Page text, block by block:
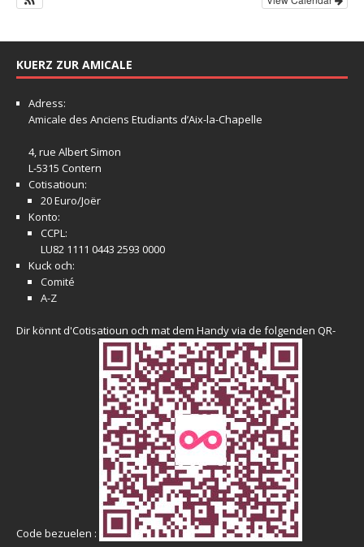
KUERZ ZUR AMICALE
Adress:
Amicale des Anciens Etudiants d’Aix-la-Chapelle
4, rue Albert Simon
L-5315 Contern
Cotisatioun:
20 Euro/Joër
Konto:
CCPL:
LU82 1111 0443 2593 0000
Kuck och:
Comité
A-Z
Dir könnt d'Cotisatioun och mat dem Handy via de folgenden QR-
Code bezuelen :